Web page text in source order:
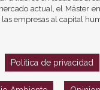
actual, el Máster
empresas al capital
Política de privacidad